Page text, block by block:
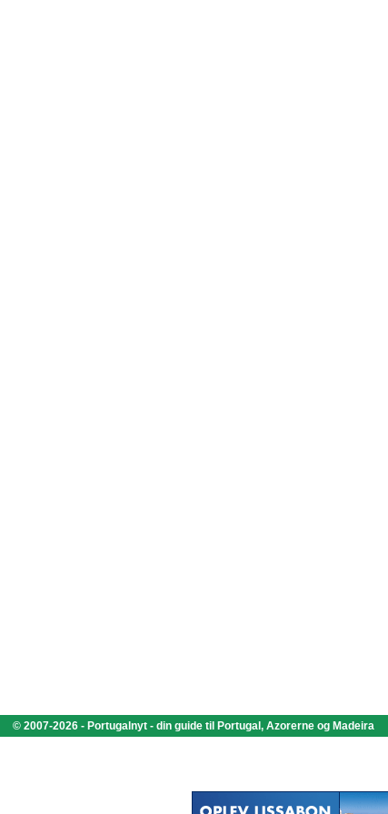
© 2007-2026 - Portugalnyt - din guide til Portugal, Azorerne og Madeira